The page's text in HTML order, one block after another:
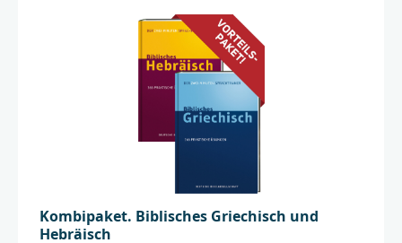
Kombipaket. Biblisches Griechisch und
Hebräisch